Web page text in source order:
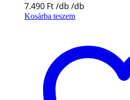
7.490 Ft
Kosárba teszem